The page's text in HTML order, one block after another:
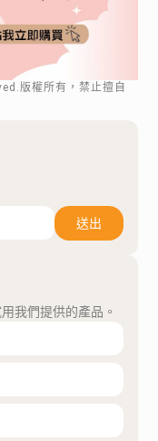
版權所有，禁止擅自
送出
我們提供的產品。